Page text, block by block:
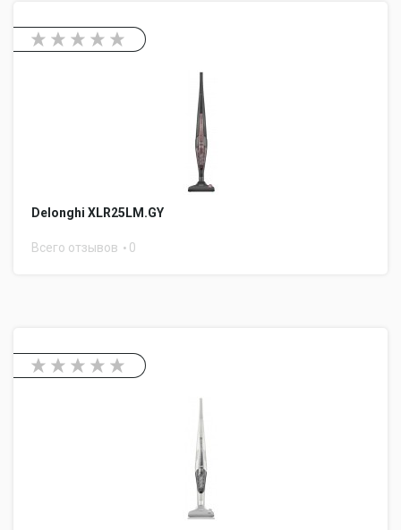
Delonghi XLR25LM.GY
Всего отзывов 0